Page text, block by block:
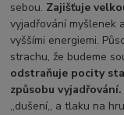
sebou. Zajišťuje
vyjadřování myšlenek
vyššími energiemi.
strachu, že budeme
odstraňuje pocity
způsobu vyjadřování.
,,dušení,, a tlaku na